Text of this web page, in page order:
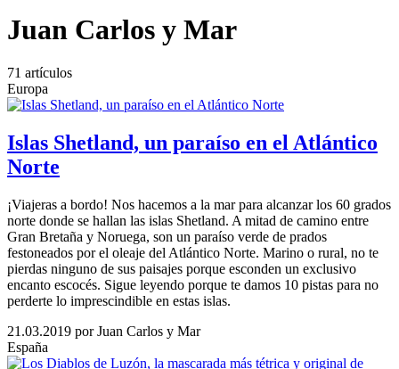
Juan Carlos y Mar
71 artículos
Europa
Islas Shetland, un paraíso en el Atlántico
Norte
¡Viajeras a bordo! Nos hacemos a la mar para alcanzar los 60 grados
norte donde se hallan las islas Shetland. A mitad de camino entre
Gran Bretaña y Noruega, son un paraíso verde de prados
festoneados por el oleaje del Atlántico Norte. Marino o rural, no te
pierdas ninguno de sus paisajes porque esconden un exclusivo
encanto escocés. Sigue leyendo porque te damos 10 pistas para no
perderte lo imprescindible en estas islas.
21.03.2019 por Juan Carlos y Mar
España